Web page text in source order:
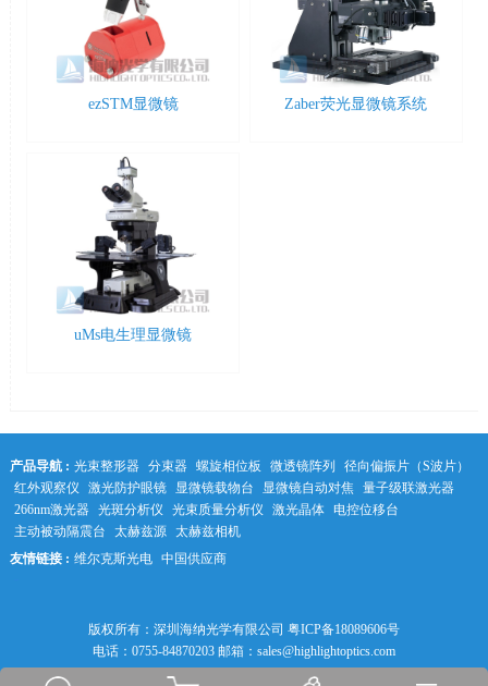
ezSTM显微镜 Zaber荧光显微镜系统
uMs电生理显微镜
产品导航 : 光束整形器 分束器 螺旋相位板 微透镜阵列
径向偏振片（S波片）
红外观察仪
激光防护眼镜 显微镜载物台 显微镜自动对焦 量子级联激光器
266nm激光器 光斑分析仪 光束质量分析仪 激光晶体
电控位移台
主动被动隔震台
太赫兹源 太赫兹相机
友情链接 : 维尔克斯光电 中国供应商
版权所有：深圳海纳光学有限公司 粤ICP备18089606号
电话：0755-84870203 邮箱：sales@highlightoptics.com